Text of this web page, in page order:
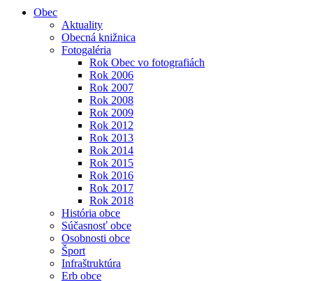
Obec
Aktuality
Obecná knižnica
Fotogaléria
Rok Obec vo fotografiách
Rok 2006
Rok 2007
Rok 2008
Rok 2009
Rok 2012
Rok 2013
Rok 2014
Rok 2015
Rok 2016
Rok 2017
Rok 2018
História obce
Súčasnosť obce
Osobnosti obce
Šport
Infraštruktúra
Erb obce